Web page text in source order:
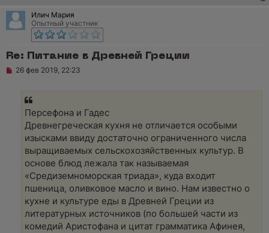
с
о
о
е
и
Илич Мария
Опытный участник
Re: Питание в Древней Греции
Н26 фев 2019, 22:23
Персефона и Гадес
Древнегреческая кухня не отличается особыми
изысками ввиду достаточно ограниченного числа
выращиваемых сельскохозяйственных культур. В
основе блюд лежала так называемая
«Средиземноморская триада», куда входит
пшеница, оливковое масло и вино. Нам известно о
кухне и культуре еды в Древней Греции из
литературных источников (по большей части из
комедий Аристофана и цитат грамматика Афинея,